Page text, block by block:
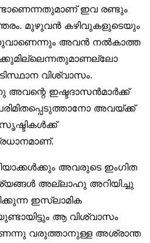
ഇവ രണ്ടും
മുഴുവന്‍ കഴിവുകളുടെയും
അവന്‍ നല്‍കാത്ത
വിശ്വാസം.
ഇഷ്ടദാസന്‍മാര്‍ക്ക്
അവയ്ക്ക്
സൃഷ്ടികള്‍ക്ക്
അവരുടെ ഇംഗിത
അല്ലാഹു അറിയിച്ചു
ഇസ്‌ലാമിക
ആ വിശ്വാസം
വരുത്താനുള്ള അശ്രാന്ത